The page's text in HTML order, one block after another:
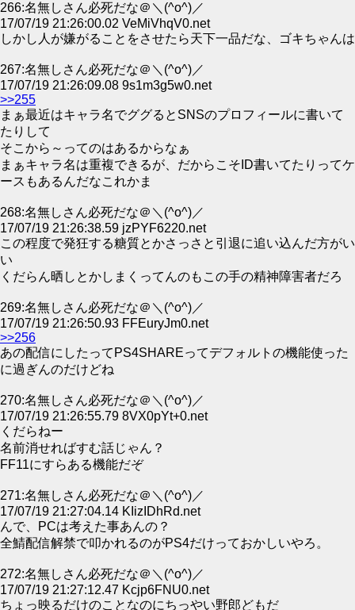
266:名無しさん必死だな＠＼(^o^)／
17/07/19 21:26:00.02 VeMiVhqV0.net
しかし人が嫌がることをさせたら天下一品だな、ゴキちゃんは
267:名無しさん必死だな＠＼(^o^)／
17/07/19 21:26:09.08 9s1m3g5w0.net
>>255
まぁ最近はキャラ名でググるとSNSのプロフィールに書いて
たりして
そこから～ってのはあるからなぁ
まぁキャラ名は重複できるが、だからこそID書いてたりってケ
ースもあるんだなこれかま
268:名無しさん必死だな＠＼(^o^)／
17/07/19 21:26:38.59 jzPYF6220.net
この程度で発狂する糖質とかさっさと引退に追い込んだ方がい
い
くだらん晒しとかしまくってんのもこの手の精神障害者だろ
269:名無しさん必死だな＠＼(^o^)／
17/07/19 21:26:50.93 FFEuryJm0.net
>>256
あの配信にしたってPS4SHAREってデフォルトの機能使った
に過ぎんのだけどね
270:名無しさん必死だな＠＼(^o^)／
17/07/19 21:26:55.79 8VX0pYt+0.net
くだらねー
名前消せればすむ話じゃん？
FF11にすらある機能だぞ
271:名無しさん必死だな＠＼(^o^)／
17/07/19 21:27:04.14 KIizIDhRd.net
んで、PCは考えた事あんの？
全鯖配信解禁で叩かれるのがPS4だけっておかしいやろ。
272:名無しさん必死だな＠＼(^o^)／
17/07/19 21:27:12.47 Kcjp6FNU0.net
ちょっ映るだけのことなのにちっやい野郎どもだ